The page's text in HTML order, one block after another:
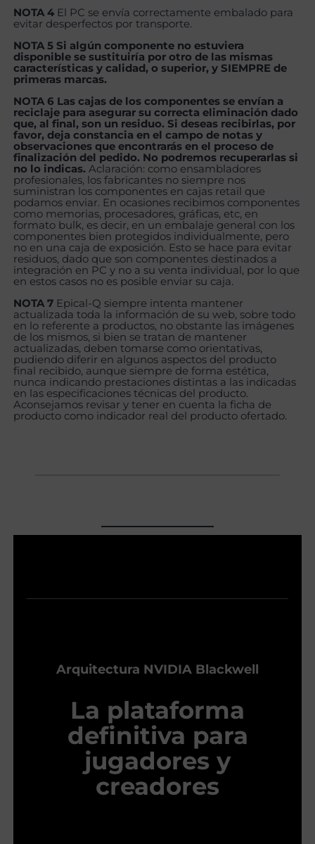
NOTA 4 El PC se envía correctamente embalado para
evitar desperfectos por transporte.
NOTA 5 Si algún componente no estuviera
disponible se sustituiría por otro de las mismas
características y calidad, o superior, y SIEMPRE de
primeras marcas.
NOTA 6 Las cajas de los componentes se envían a
reciclaje para asegurar su correcta eliminación dado
que, al final, son un residuo. Si deseas recibirlas, por
favor, deja constancia en el campo de notas y
observaciones que encontrarás en el proceso de
finalización del pedido. No podremos recuperarlas si
no lo indicas. Aclaración: como ensambladores
profesionales, los fabricantes no siempre nos
suministran los componentes en cajas retail que
podamos enviar. En ocasiones recibimos componentes
como memorias, procesadores, gráficas, etc, en
formato bulk, es decir, en un embalaje general con los
componentes bien protegidos individualmente, pero
no en una caja de exposición. Esto se hace para evitar
residuos, dado que son componentes destinados a
integración en PC y no a su venta individual, por lo que
en estos casos no es posible enviar su caja.
NOTA 7 Epical-Q siempre intenta mantener
actualizada toda la información de su web, sobre todo
en lo referente a productos, no obstante las imágenes
de los mismos, si bien se tratan de mantener
actualizadas, deben tomarse como orientativas,
pudiendo diferir en algunos aspectos del producto
final recibido, aunque siempre de forma estética,
nunca indicando prestaciones distintas a las indicadas
en las especificaciones técnicas del producto.
Aconsejamos revisar y tener en cuenta la ficha de
producto como indicador real del producto ofertado.
Arquitectura NVIDIA Blackwell
La plataforma
definitiva para
jugadores y
creadores